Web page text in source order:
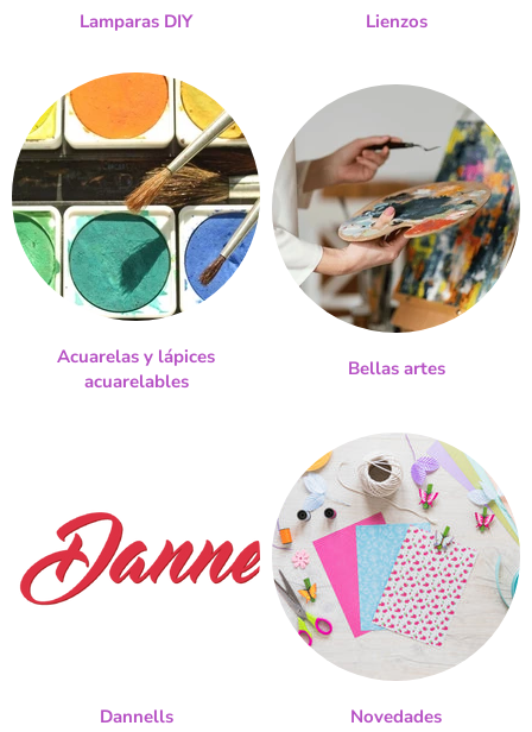
Lamparas DIY Lienzos
Acuarelas y lápices
acuarelables
Bellas artes
Dannells Novedades